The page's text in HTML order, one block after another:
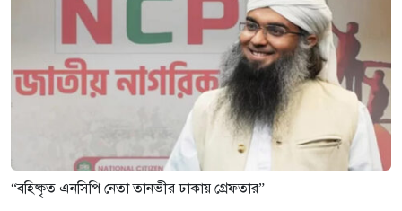
“বহিষ্কৃত এনসিপি নেতা তানভীর ঢাকায় গ্রেফতার”